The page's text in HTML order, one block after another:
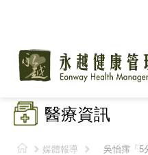
醫療資訊
媒體報導
吳怡霈「5